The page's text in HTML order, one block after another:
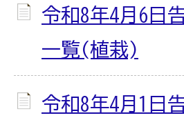
令和8年4月6日
一覧(植栽)
令和8年4月1日